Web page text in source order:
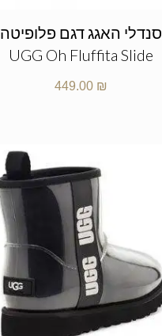
סנדלי האגג דגם פלופיטה
UGG Oh Fluffita Slide
449.00 ₪